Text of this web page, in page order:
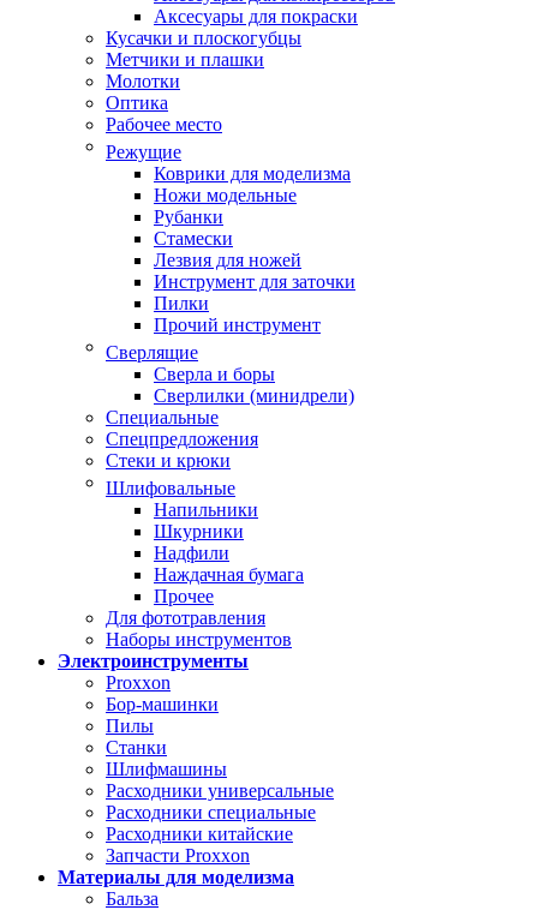
Аксесуары для покраски
Кусачки и плоскогубцы
Метчики и плашки
Молотки
Оптика
Рабочее место
Режущие
Коврики для моделизма
Ножи модельные
Рубанки
Стамески
Лезвия для ножей
Инструмент для заточки
Пилки
Прочий инструмент
Сверлящие
Сверла и боры
Сверлилки (минидрели)
Специальные
Спецпредложения
Стеки и крюки
Шлифовальные
Напильники
Шкурники
Надфили
Наждачная бумага
Прочее
Для фототравления
Наборы инструментов
Электроинструменты
Proxxon
Бор-машинки
Пилы
Станки
Шлифмашины
Расходники универсальные
Расходники специальные
Расходники китайские
Запчасти Proxxon
Материалы для моделизма
Бальза